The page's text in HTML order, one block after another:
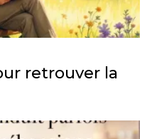
retrouver la